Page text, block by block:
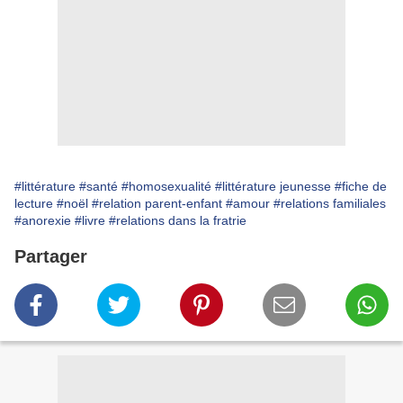
#littérature #santé #homosexualité #littérature jeunesse #fiche de
lecture #noël #relation parent-enfant #amour #relations familiales
#anorexie #livre #relations dans la fratrie
Partager